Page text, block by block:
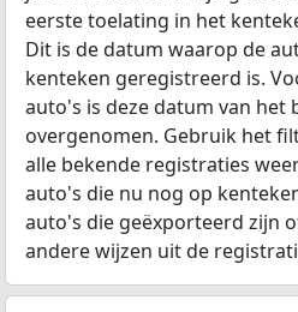
eerste toelating in het
Dit is de datum waarop de
kenteken geregistreerd is.
auto's is deze datum van het
overgenomen. Gebruik het
alle bekende registraties
auto's die nu nog op
auto's die geëxporteerd zijn
andere wijzen uit de